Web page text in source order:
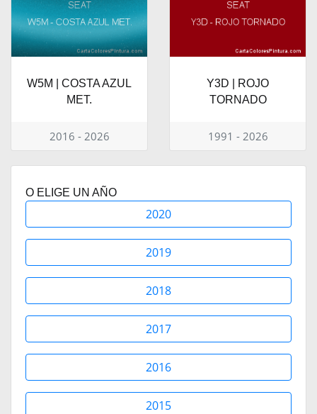
W5M | COSTA AZUL
MET.
2016 - 2026
Y3D | ROJO
TORNADO
1991 - 2026
O ELIGE UN AÑO
2020
2019
2018
2017
2016
2015